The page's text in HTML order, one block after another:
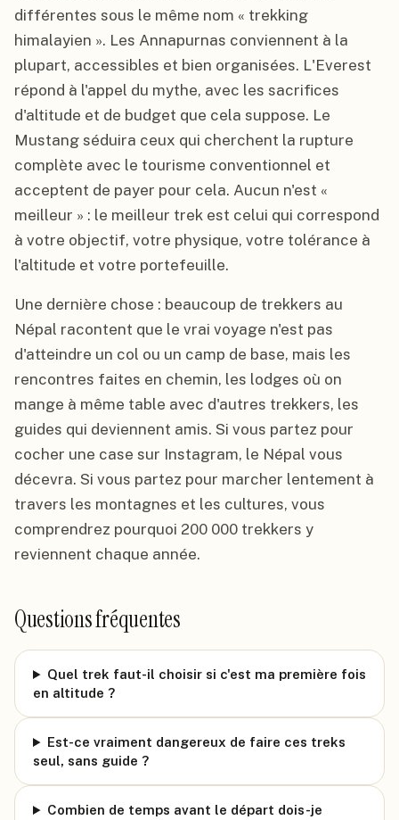
différentes sous le même nom « trekking
himalayien ». Les Annapurnas conviennent à la
plupart, accessibles et bien organisées. L'Everest
répond à l'appel du mythe, avec les sacrifices
d'altitude et de budget que cela suppose. Le
Mustang séduira ceux qui cherchent la rupture
complète avec le tourisme conventionnel et
acceptent de payer pour cela. Aucun n'est «
meilleur » : le meilleur trek est celui qui correspond
à votre objectif, votre physique, votre tolérance à
l'altitude et votre portefeuille.
Une dernière chose : beaucoup de trekkers au
Népal racontent que le vrai voyage n'est pas
d'atteindre un col ou un camp de base, mais les
rencontres faites en chemin, les lodges où on
mange à même table avec d'autres trekkers, les
guides qui deviennent amis. Si vous partez pour
cocher une case sur Instagram, le Népal vous
décevra. Si vous partez pour marcher lentement à
travers les montagnes et les cultures, vous
comprendrez pourquoi 200 000 trekkers y
reviennent chaque année.
Questions fréquentes
Quel trek faut-il choisir si c'est ma première fois
en altitude ?
Est-ce vraiment dangereux de faire ces treks
seul, sans guide ?
Combien de temps avant le départ dois-je